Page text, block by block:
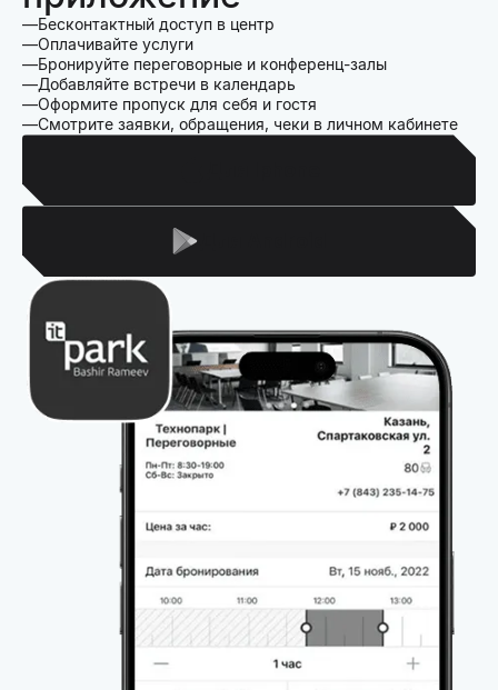
Бесконтактный доступ в центр
Оплачивайте услуги
Бронируйте переговорные и конференц-залы
Добавляйте встречи в календарь
Оформите пропуск для себя и гостя
Смотрите заявки, обращения, чеки в личном кабинете